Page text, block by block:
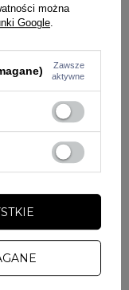
na rękawach i u dołu
i ścieranie.
branding.
materiału i
podczas aktywności.
się w stylizacjach
oraz regulacja
można
Google.
Zawsze
aktywne